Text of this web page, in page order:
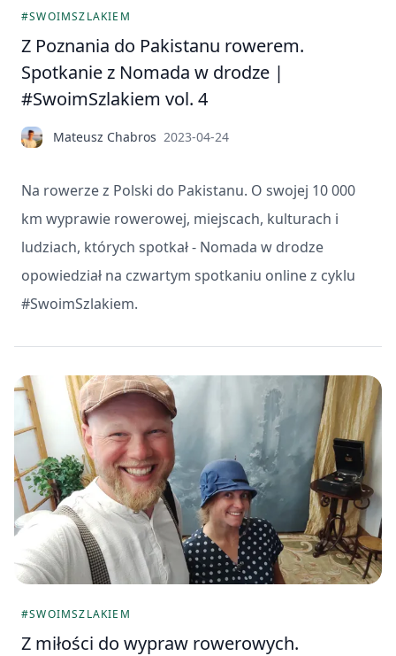
#SWOIMSZLAKIEM
Z Poznania do Pakistanu rowerem.
Spotkanie z Nomada w drodze |
#SwoimSzlakiem vol. 4
Mateusz Chabros 2023-04-24
Na rowerze z Polski do Pakistanu. O swojej 10 000
km wyprawie rowerowej, miejscach, kulturach i
ludziach, których spotkał - Nomada w drodze
opowiedział na czwartym spotkaniu online z cyklu
#SwoimSzlakiem.
#SWOIMSZLAKIEM
Z miłości do wypraw rowerowych.